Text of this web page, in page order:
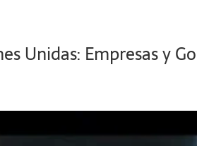
Unidas: Empresas y